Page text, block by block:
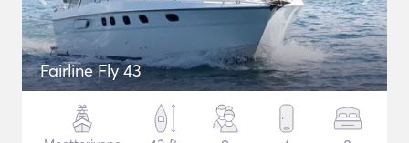
Fairline Fly 43